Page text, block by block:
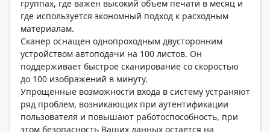
группах, где важен высокий объем печати в месяц и
где используется экономный подход к расходным
материалам.
Сканер оснащен однопроходным двусторонним
устройством автоподачи на 100 листов. Он
поддерживает быстрое сканирование со скоростью
до 100 изображений в минуту.
Упрощенные возможности входа в систему устраняют
ряд проблем, возникающих при аутентификации
пользователя и повышают работоспособность, при
этом безопасность Ваших данных остается на